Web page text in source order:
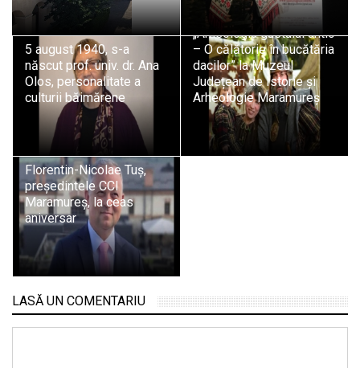
5 august 1940, s-a
născut prof. univ. dr. Ana
Olos, personalitate a
culturii băimărene
„Arheologia gustului antic
– O călătorie în bucătăria
dacilor” la Muzeul
Județean de Istorie și
Arheologie Maramureș
Florentin-Nicolae Tuș,
președintele CCI
Maramureș, la ceas
aniversar
LASĂ UN COMENTARIU